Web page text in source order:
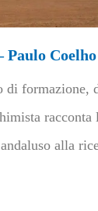
Paulo Coelho
di formazione,
racconta
alla